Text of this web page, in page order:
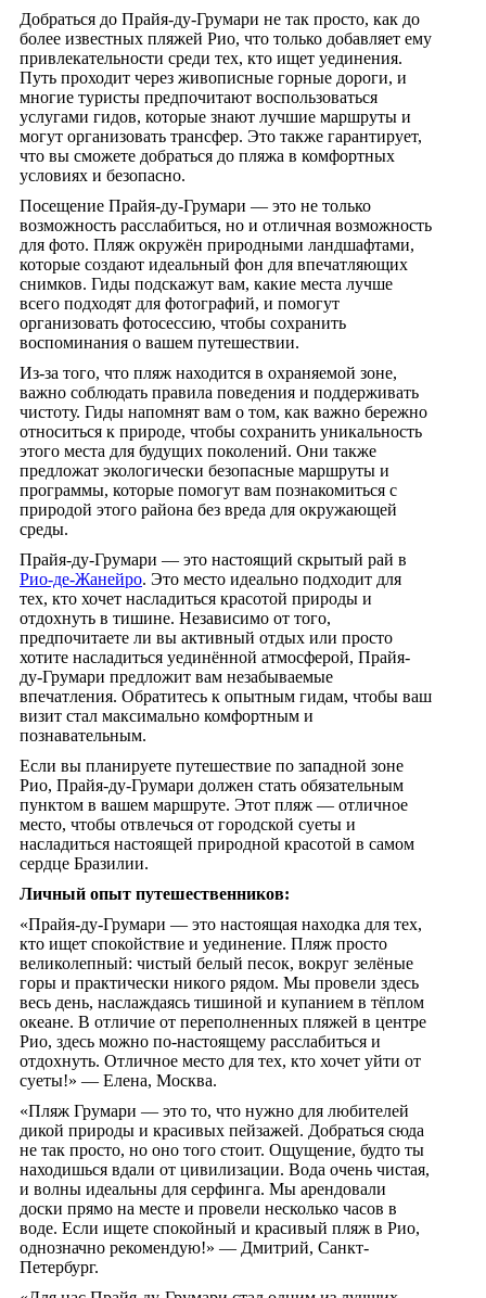
Добраться до Прайя-ду-Грумари не так просто, как до
более известных пляжей Рио, что только добавляет ему
привлекательности среди тех, кто ищет уединения.
Путь проходит через живописные горные дороги, и
многие туристы предпочитают воспользоваться
услугами гидов, которые знают лучшие маршруты и
могут организовать трансфер. Это также гарантирует,
что вы сможете добраться до пляжа в комфортных
условиях и безопасно.
Посещение Прайя-ду-Грумари — это не только
возможность расслабиться, но и отличная возможность
для фото. Пляж окружён природными ландшафтами,
которые создают идеальный фон для впечатляющих
снимков. Гиды подскажут вам, какие места лучше
всего подходят для фотографий, и помогут
организовать фотосессию, чтобы сохранить
воспоминания о вашем путешествии.
Из-за того, что пляж находится в охраняемой зоне,
важно соблюдать правила поведения и поддерживать
чистоту. Гиды напомнят вам о том, как важно бережно
относиться к природе, чтобы сохранить уникальность
этого места для будущих поколений. Они также
предложат экологически безопасные маршруты и
программы, которые помогут вам познакомиться с
природой этого района без вреда для окружающей
среды.
Прайя-ду-Грумари — это настоящий скрытый рай в
Рио-де-Жанейро. Это место идеально подходит для
тех, кто хочет насладиться красотой природы и
отдохнуть в тишине. Независимо от того,
предпочитаете ли вы активный отдых или просто
хотите насладиться уединённой атмосферой, Прайя-
ду-Грумари предложит вам незабываемые
впечатления. Обратитесь к опытным гидам, чтобы ваш
визит стал максимально комфортным и
познавательным.
Если вы планируете путешествие по западной зоне
Рио, Прайя-ду-Грумари должен стать обязательным
пунктом в вашем маршруте. Этот пляж — отличное
место, чтобы отвлечься от городской суеты и
насладиться настоящей природной красотой в самом
сердце Бразилии.
Личный опыт путешественников:
«Прайя-ду-Грумари — это настоящая находка для тех,
кто ищет спокойствие и уединение. Пляж просто
великолепный: чистый белый песок, вокруг зелёные
горы и практически никого рядом. Мы провели здесь
весь день, наслаждаясь тишиной и купанием в тёплом
океане. В отличие от переполненных пляжей в центре
Рио, здесь можно по-настоящему расслабиться и
отдохнуть. Отличное место для тех, кто хочет уйти от
суеты!» — Елена, Москва.
«Пляж Грумари — это то, что нужно для любителей
дикой природы и красивых пейзажей. Добраться сюда
не так просто, но оно того стоит. Ощущение, будто ты
находишься вдали от цивилизации. Вода очень чистая,
и волны идеальны для серфинга. Мы арендовали
доски прямо на месте и провели несколько часов в
воде. Если ищете спокойный и красивый пляж в Рио,
однозначно рекомендую!» — Дмитрий, Санкт-
Петербург.